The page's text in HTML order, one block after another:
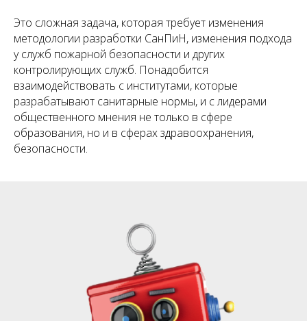
Это сложная задача, которая требует изменения
методологии разработки СанПиН, изменения подхода
у служб пожарной безопасности и других
контролирующих служб. Понадобится
взаимодействовать с институтами, которые
разрабатывают санитарные нормы, и с лидерами
общественного мнения не только в сфере
образования, но и в сферах здравоохранения,
безопасности.